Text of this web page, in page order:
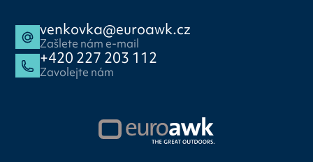
venkovka@euroawk.cz
Zašlete nám e-mail
+420 227 203 112
Zavolejte nám